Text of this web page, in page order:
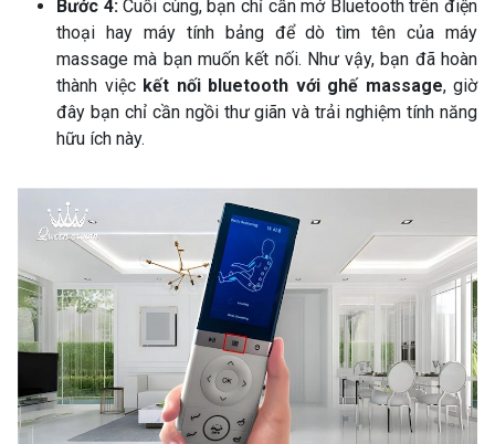
Bước 4:Cuối cùng, bạn chỉ cần mở Bluetooth trên điện
thoại hay máy tính bảng để dò tìm tên của máy
massage mà bạn muốn kết nối. Như vậy, bạn đã hoàn
thành việc kết nối bluetooth với ghế massage, giờ
đây bạn chỉ cần ngồi thư giãn và trải nghiệm tính năng
hữu ích này.